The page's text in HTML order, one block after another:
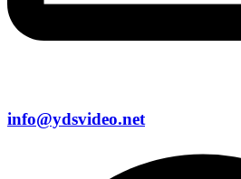
info@ydsvideo.net